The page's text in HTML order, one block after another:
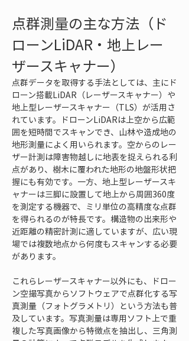
点群測量の主な方法（ド
ローンLiDAR・地上レー
ザースキャナー）
点群データを取得する手法としては、主にド
ローン搭載LiDAR（レーザースキャナー）や
地上型レーザースキャナー（TLS）が活用さ
れています。ドローンLiDARは上空から広範
囲を短時間でスキャンでき、山林や造成地の
地形測量によく用いられます。空からのレー
ザー計測は障害物越しに地表を捉えられる利
点があり、樹木に覆われた地形の地盤形状把
握にも有効です。一方、地上型レーザースキ
ャナーは三脚に設置して地上から周囲360度
を測定する機器で、ミリ単位の高精度な点群
を得られるのが特長です。構造物の出来形や
近距離の精密計測に適していますが、広い現
場では複数地点から何度もスキャンする必要
があります。
これらレーザースキャナー以外にも、ドロー
ン空撮写真からソフトウェアで点群化する写
真測量（フォトグラメトリ）という方法も普
及しています。写真測量は専用ソフト上で重
複した写真画像から特徴点を抽出し、三角測